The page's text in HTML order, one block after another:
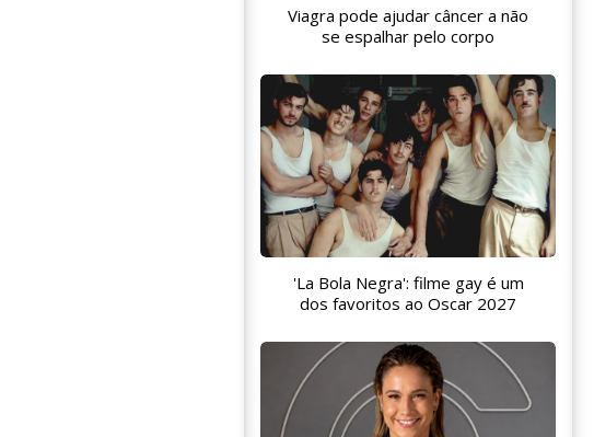
Viagra pode ajudar câncer a não
se espalhar pelo corpo
'La Bola Negra': filme gay é um
dos favoritos ao Oscar 2027